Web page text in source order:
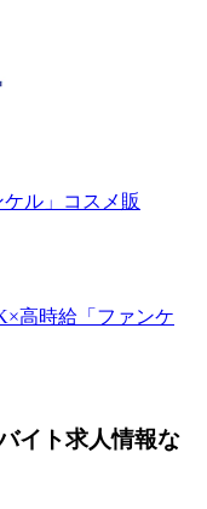
ル」コスメ販
高時給「ファンケ
イト求人情報な